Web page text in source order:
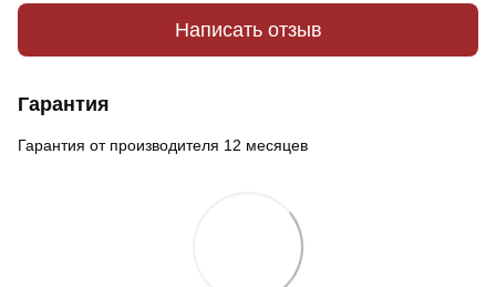
Написать отзыв
Гарантия
Гарантия от производителя 12 месяцев